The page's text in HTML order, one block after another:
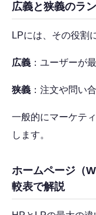
広義と狭義のラ
LPには、その役割
広義 ：ユーザーが
狭義 ：注文や問い
一般的にマーケテ
します。
ホームページ（
較表で解説